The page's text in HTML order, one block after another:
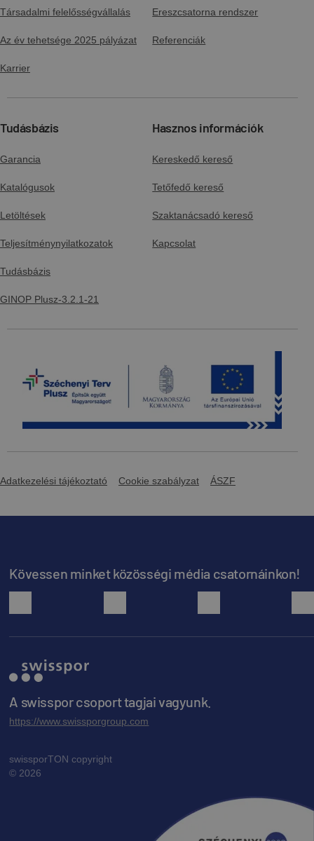
Társadalmi felelősségvállalás
Az év tehetsége 2025 pályázat
Karrier
Ereszcsatorna rendszer
Referenciák
Tudásbázis
Garancia
Katalógusok
Letöltések
Teljesítménynyilatkozatok
Tudásbázis
GINOP Plusz-3.2.1-21
Hasznos információk
Kereskedő kereső
Tetőfedő kereső
Szaktanácsadó kereső
Kapcsolat
Adatkezelési tájékoztató Cookie szabályzat ÁSZF
Kövessen minket közösségi média csatornáinkon!
facebook youtube instagram
A swisspor csoport tagjai vagyunk.
https://www.swissporgroup.com
swissporTON copyright
© 2026